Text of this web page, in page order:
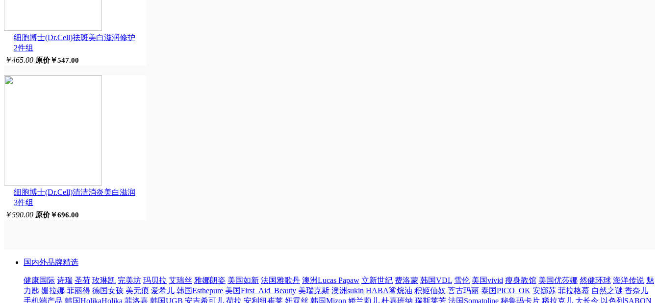
细胞博士(Dr.Cell)祛斑美白滋润修护
2件组
￥465.00 原价￥547.00
细胞博士(Dr.Cell)清洁消炎美白滋润
3件组
￥590.00 原价￥696.00
国内外品牌精选
健康国际 诗瑞 圣荷 玫琳凯 完美坊 玛贝拉 艾瑞丝 雅娜朗姿 美国如新 法国雅歌丹 澳洲Lucas Papaw 立新世纪 费洛蒙 韩国VDL 雪伦 美国vivid 瘦身教馆 美国优莎娜 然健环球 海洋传说 魅
力匙 姗拉娜 菲丽得 德国女孩 美无痕 爱希儿 韩国Esthepure 美国First_Aid_Beauty 美瑞克斯 澳洲sukin HABA鲨烷油 积姬仙奴 菩古玛丽 泰国PICO_OK 安娜苏 菲拉格慕 自然之谜 香奈儿
手机端产品 韩国HolikaHolika 菲洛嘉 韩国UGB 安吉希可儿 荷拉 安利纽崔莱 妍霓丝 韩国Mizon 娇兰莉儿 杜嘉班纳 瑞斯莱芳 法国Somatoline 秘鲁玛卡片 稀拉克儿 大长今 以色列SABON